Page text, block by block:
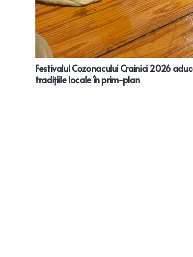
Festivalul Cozonacului Crainici 2026
tradițiile locale în prim-plan